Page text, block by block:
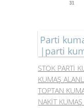
31
Parti
|parti
STOK PARTİ
KUMAŞ
TOPTAN
NAKİT